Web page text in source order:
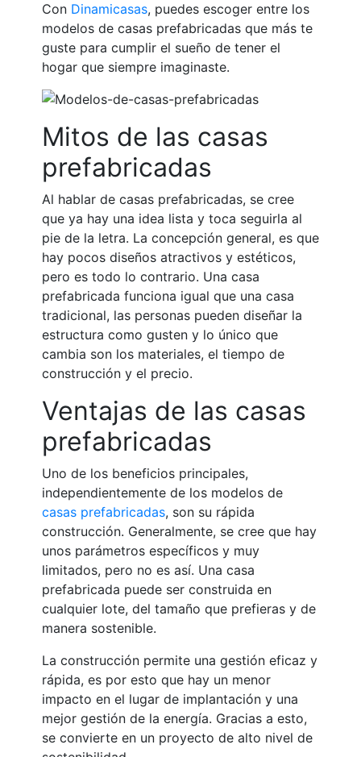
Con Dinamicasas, puedes escoger entre los
modelos de casas prefabricadasque más te
guste para cumplir el sueño de tener el
hogar que siempre imaginaste.
Mitos de las casas
prefabricadas
Al hablar de casas prefabricadas, se cree
que ya hay una idea lista y toca seguirla al
pie de la letra. La concepción general, es que
hay pocos diseños atractivos y estéticos,
pero es todo lo contrario. Una casa
prefabricada funciona igual que una casa
tradicional, las personas pueden diseñar la
estructura como gusten y lo único que
cambia son los materiales, el tiempo de
construcción y el precio.
Ventajas de las casas
prefabricadas
Uno de los beneficios principales,
independientemente de los modelos de
casas prefabricadas, son su rápida
construcción. Generalmente, se cree que hay
unos parámetros específicos y muy
limitados, pero no es así. Una casa
prefabricada puede ser construida en
cualquier lote, del tamaño que prefieras y de
manera sostenible.
La construcción permite una gestión eficaz y
rápida, es por esto que hay un menor
impacto en el lugar de implantación y una
mejor gestión de la energía. Gracias a esto,
se convierte en un proyecto de alto nivel de